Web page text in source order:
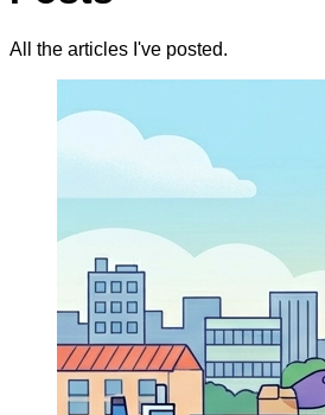
All the articles I've posted.